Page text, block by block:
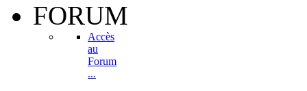
FORUM
Accès
au
Forum
...